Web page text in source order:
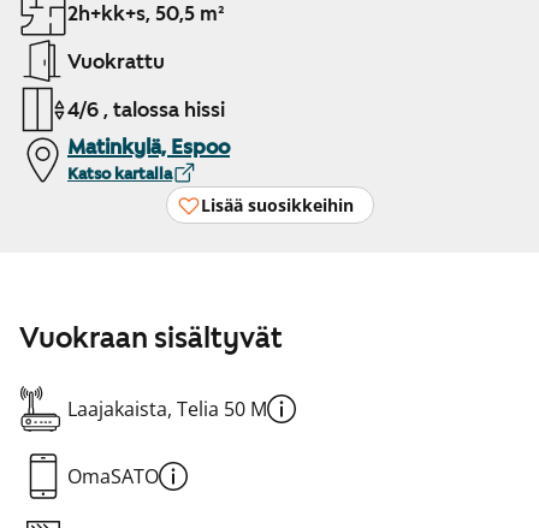
2h+kk+s, 50,5 m²
Vuokrattu
4/6 , talossa hissi
Matinkylä, Espoo
Katso kartalla
Lisää suosikkeihin
Vuokraan sisältyvät
Laajakaista, Telia 50 M
OmaSATO